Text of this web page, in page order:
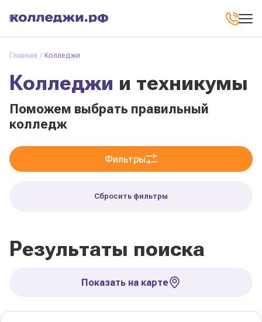
Главная Колледжи
Колледжи и техникумы
Поможем выбрать правильный
колледж
Фильтры
Сбросить фильтры
Результаты поиска
Показать на карте